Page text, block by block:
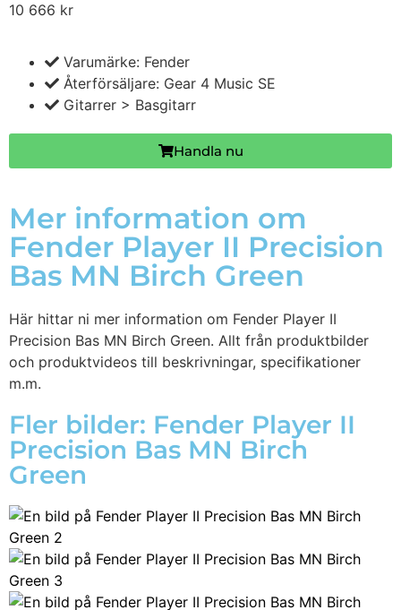
10 666 kr
Varumärke: Fender
Återförsäljare: Gear 4 Music SE
Gitarrer > Basgitarr
Handla nu
Mer information om
Fender Player II Precision
Bas MN Birch Green
Här hittar ni mer information om Fender Player II
Precision Bas MN Birch Green. Allt från produktbilder
och produktvideos till beskrivningar, specifikationer
m.m.
Fler bilder: Fender Player II
Precision Bas MN Birch
Green